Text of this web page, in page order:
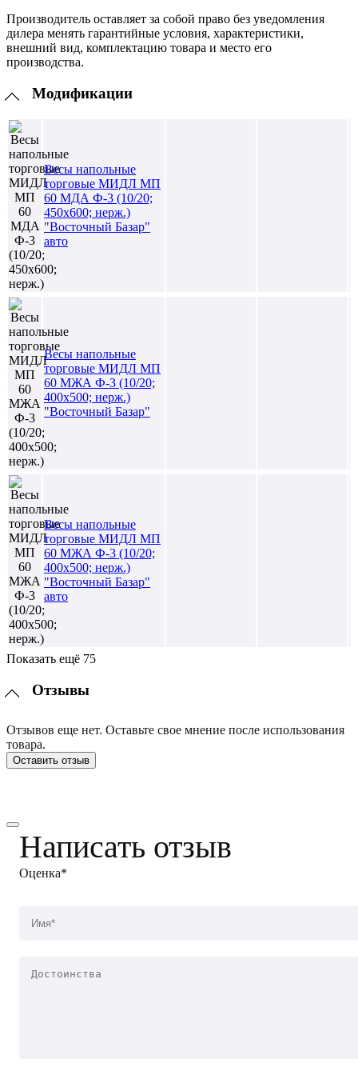
Производитель оставляет за собой право без уведомления
дилера менять гарантийные условия, характеристики,
внешний вид, комплектацию товара и место его
производства.
Модификации
Весы напольные
торговые МИДЛ МП
60 МДА Ф-3 (10/20;
450х600; нерж.)
"Восточный Базар"
авто
Весы напольные
торговые МИДЛ МП
60 МЖА Ф-3 (10/20;
400х500; нерж.)
"Восточный Базар"
Весы напольные
торговые МИДЛ МП
60 МЖА Ф-3 (10/20;
400х500; нерж.)
"Восточный Базар"
авто
Показать ещё 75
Отзывы
Отзывов еще нет. Оставьте свое мнение после использования
товара.
Оставить отзыв
Написать отзыв
Оценка*